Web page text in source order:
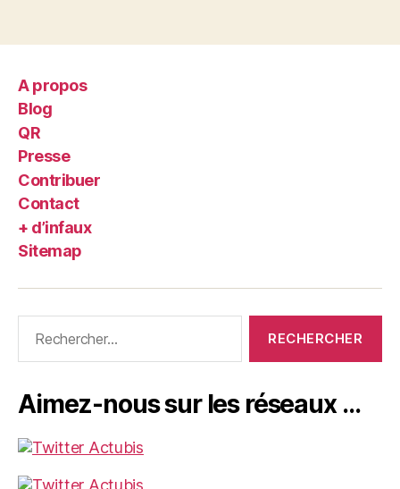
A propos
Blog
QR
Presse
Contribuer
Contact
+ d’infaux
Sitemap
Aimez-nous sur les réseaux …